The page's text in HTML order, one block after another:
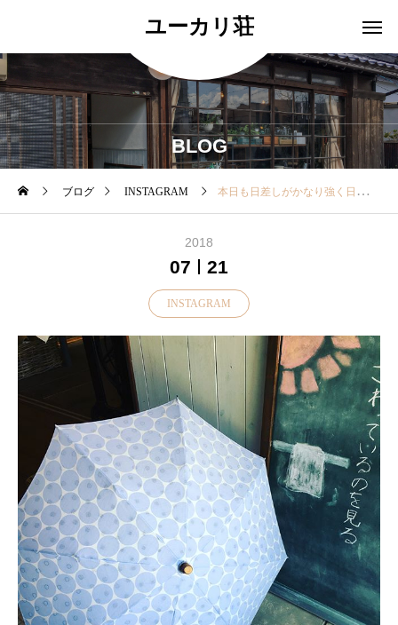
ユーカリ荘
BLOG
ブログ INSTAGRAM 本日も日差しがかなり強く日焼け対策をしなくてはと思っているお客様が多いのでは？.カバンに1本♪折りたたみの日傘はいかが？….. ….. ….. ….. ….. ……◎シュールメールは天然素材の風合いや上質な素材感が魅力の日傘.単なる道具としての傘ではなく愛着がわいて生涯大切にしていただけるようにと東京の下町の熟練した職人さんたちの手で一本一本丁寧に作られています….お出かけの際はお気に入りの1本をバッグに入れて日焼け対策を♡….. ….. ….. ….. ….. …..#島根#松江#ユーカリ荘#ライフスタイルショップ#セレクトショップ#雑貨#雑貨屋#折りたたみ傘#シュールメール#日傘#日焼け#UVケア….. ….. ….. ….. ….. …..
2018
07 21
INSTAGRAM